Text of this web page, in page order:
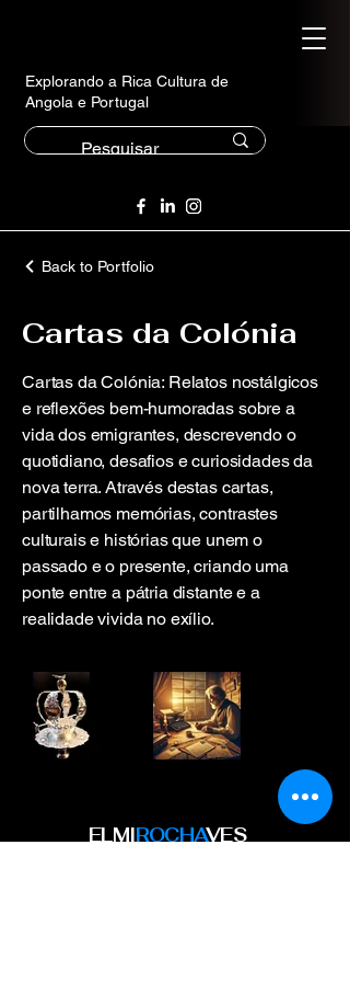
Explorando a Rica Cultura de
Angola e Portugal
Back to Portfolio
Cartas da Colónia
Cartas da Colónia: Relatos nostálgicos
e reflexões bem-humoradas sobre a
vida dos emigrantes, descrevendo o
quotidiano, desafios e curiosidades da
nova terra. Através destas cartas,
partilhamos memórias, contrastes
culturais e histórias que unem o
passado e o presente, criando uma
ponte entre a pátria distante e a
realidade vivida no exílio.
ELMIROCHAVES